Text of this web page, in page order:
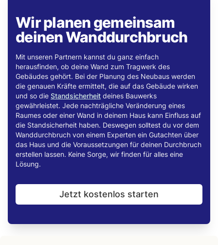
Wir planen gemeinsam
deinen Wanddurchbruch
Mit unseren Partnern kannst du ganz einfach
herausfinden, ob deine Wand zum Tragwerk des
Gebäudes gehört. Bei der Planung des Neubaus werden
die genauen Kräfte ermittelt, die auf das Gebäude wirken
und so die Standsicherheit deines Bauwerks
gewährleistet. Jede nachträgliche Veränderung eines
Raumes oder einer Wand in deinem Haus kann Einfluss auf
die Standsicherheit haben. Deswegen solltest du vor dem
Wanddurchbruch von einem Experten ein Gutachten über
das Haus und die Voraussetzungen für deinen Durchbruch
erstellen lassen. Keine Sorge, wir finden für alles eine
Lösung.
Jetzt kostenlos starten